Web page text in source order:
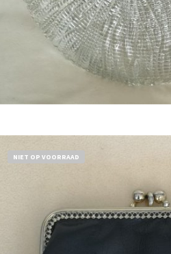
NIET OP VOORRAAD